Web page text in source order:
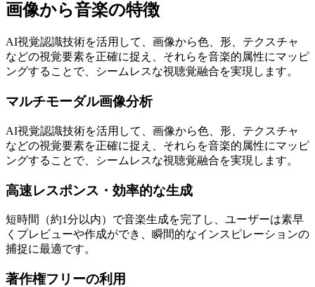
画像から音楽の特徴
AI視覚認識技術を活用して、画像から色、形、テクスチャ
などの視覚要素を正確に捉え、それらを音楽的属性にマッピ
ングすることで、シームレスな視聴覚融合を実現します。
マルチモーダル画像分析
AI視覚認識技術を活用して、画像から色、形、テクスチャ
などの視覚要素を正確に捉え、それらを音楽的属性にマッピ
ングすることで、シームレスな視聴覚融合を実現します。
高速レスポンス・効率的な生成
短時間（約1分以内）で音楽生成を完了し、ユーザーは素早
くプレビューや作成ができ、瞬間的なインスピレーションの
捕捉に最適です。
著作権フリーの利用